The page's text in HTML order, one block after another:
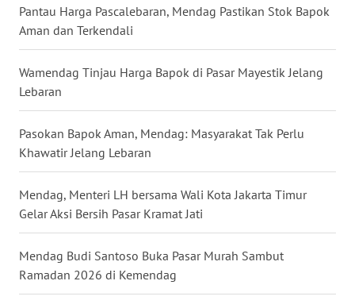
Pantau Harga Pascalebaran, Mendag Pastikan Stok Bapok
Aman dan Terkendali
Wamendag Tinjau Harga Bapok di Pasar Mayestik Jelang
Lebaran
Pasokan Bapok Aman, Mendag: Masyarakat Tak Perlu
Khawatir Jelang Lebaran
Mendag, Menteri LH bersama Wali Kota Jakarta Timur
Gelar Aksi Bersih Pasar Kramat Jati
Mendag Budi Santoso Buka Pasar Murah Sambut
Ramadan 2026 di Kemendag
KALSEL
KALTIM
SULSEL
GORONTALO
WN
SULUT
WN